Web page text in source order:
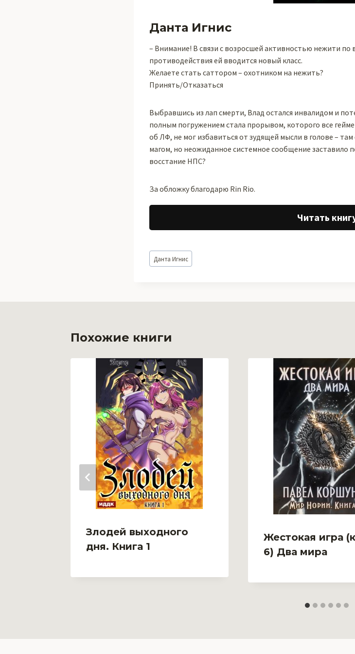
Данта Игнис
– Внимание! В связи с возросшей активностью нежити по
противодействия ей вводится новый класс.
Желаете стать саттором – охотником на нежить?
Принять/Отказаться
Выбравшись из лап смерти, Влад остался инвалидом и
полным погружением стала прорывом, которого все
об ЛФ, не мог избавиться от зудящей мысли в голове –
магом, но неожиданное системное сообщение заставило
восстание НПС?
За обложку благодарю Rin Rio.
Читать
Метки
записи:
Данта Игнис
Похожие книги
Злодей выходного
дня. Книга 1
Жестокая игра
6) Два мира